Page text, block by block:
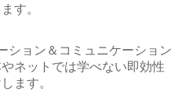
す。
ション＆コミュニケーション
ネットでは学べない即効性
ます。